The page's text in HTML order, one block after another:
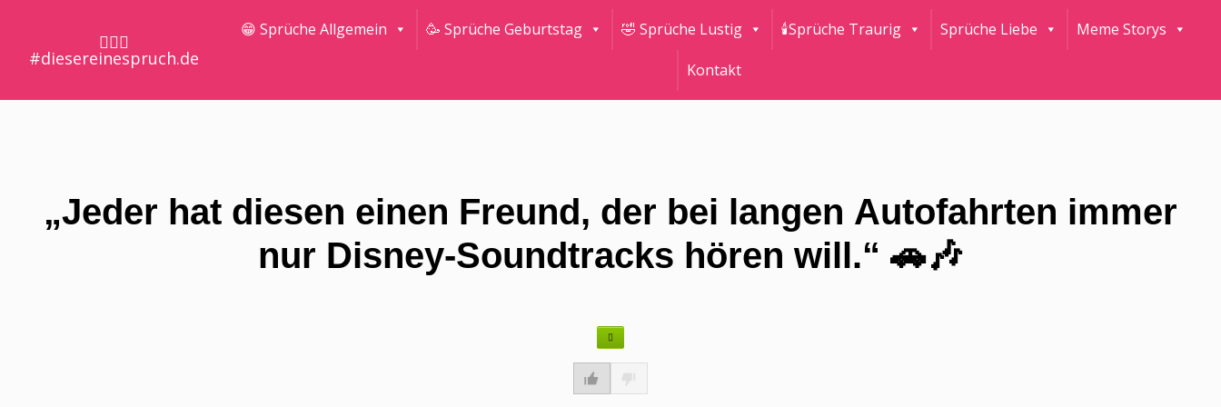
🤷🏼‍♀️
#diesereinespruch.de
😁 Sprüche Allgemein 🥳 Sprüche Geburtstag 🤣 Sprüche Lustig 🕯Sprüche Traurig Sprüche Liebe Meme Storys
Kontakt
„Jeder hat diesen einen Freund, der bei langen Autofahrten immer
nur Disney-Soundtracks hören will.“ 🚗🎶